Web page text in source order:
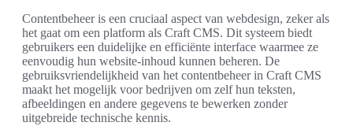
Contentbeheer is een cruciaal aspect van webdesign, zeker als
het gaat om een platform als Craft CMS. Dit systeem biedt
gebruikers een duidelijke en efficiënte interface waarmee ze
eenvoudig hun website-inhoud kunnen beheren. De
gebruiksvriendelijkheid van het contentbeheer in Craft CMS
maakt het mogelijk voor bedrijven om zelf hun teksten,
afbeeldingen en andere gegevens te bewerken zonder
uitgebreide technische kennis.